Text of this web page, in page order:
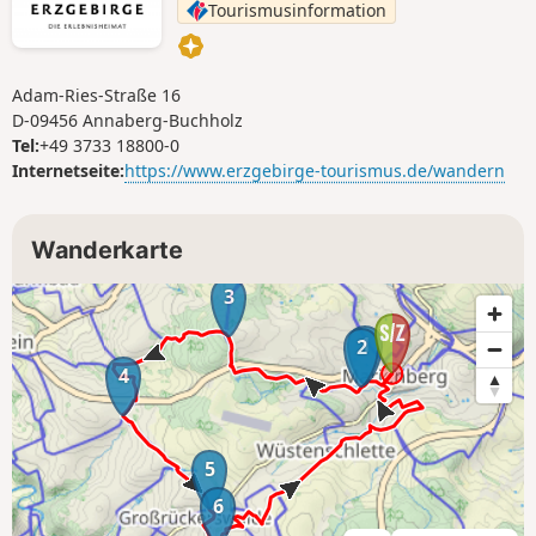
Annaberg, bevor die Tour am Ausgangspunkt endet.
Tourismusinformation
Adam-Ries-Straße 16
D-09456 Annaberg-Buchholz
Tel:+49 3733 18800-0
Internetseite:https://www.erzgebirge-tourismus.de/wandern
Wanderkarte
1
2
3
4
5
6